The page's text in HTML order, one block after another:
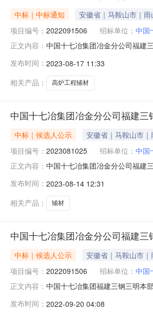
中标｜中标通知 安徽省｜马鞍山市｜雨
项目编号： 2022091506 招标单位： 中国
正文内容： 中国十七冶集团冶金分公司福建
公司时间：2022年9月15日
发布时间： 2023-08-17 11:33
相关产品：
高炉工程辅材
中国十七冶集团冶金分公司福建
中标｜候选人公示 安徽省｜马鞍山市｜
项目编号： 2023081025 招标单位： 中国
正文内容： 中国十七冶集团冶金分公司福建
间：2023年8月14日
发布时间： 2023-08-14 12:31
相关产品：
辅材
中国十七冶集团冶金分公司福建
中标｜候选人公示 安徽省｜马鞍山市｜
项目编号： 2022091506 招标单位： 中国
正文内容： 中国十七冶集团福建三钢三明本
发布时间： 2022-09-20 04:08